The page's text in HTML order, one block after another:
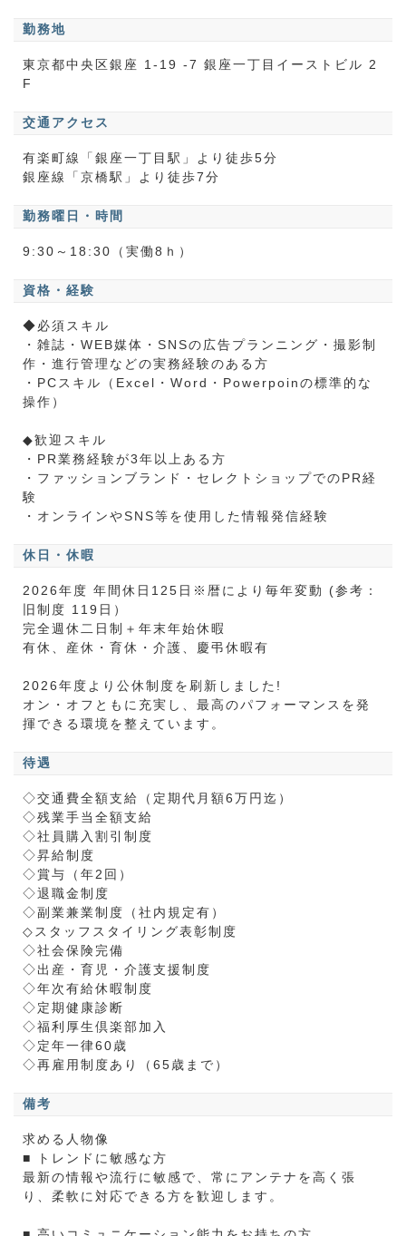
勤務地
東京都中央区銀座 1-19 -7 銀座一丁目イーストビル 2
F
交通アクセス
有楽町線「銀座一丁目駅」より徒歩5分
銀座線「京橋駅」より徒歩7分
勤務曜日・時間
9:30～18:30（実働8ｈ）
資格・経験
◆必須スキル
・雑誌・WEB媒体・SNSの広告プランニング・撮影制
作・進行管理などの実務経験のある方
・PCスキル（Excel・Word・Powerpoinの標準的な
操作）
◆歓迎スキル
・PR業務経験が3年以上ある方
・ファッションブランド・セレクトショップでのPR経
験
・オンラインやSNS等を使用した情報発信経験
休日・休暇
2026年度 年間休日125日※暦により毎年変動 (参考：
旧制度 119日）
完全週休二日制＋年末年始休暇
有休、産休・育休・介護、慶弔休暇有
2026年度より公休制度を刷新しました!
オン・オフともに充実し、最高のパフォーマンスを発
揮できる環境を整えています。
待遇
◇交通費全額支給（定期代月額6万円迄）
◇残業手当全額支給
◇社員購入割引制度
◇昇給制度
◇賞与（年2回）
◇退職金制度
◇副業兼業制度（社内規定有）
◇スタッフスタイリング表彰制度
◇社会保険完備
◇出産・育児・介護支援制度
◇年次有給休暇制度
◇定期健康診断
◇福利厚生倶楽部加入
◇定年一律60歳
◇再雇用制度あり（65歳まで）
備考
求める人物像
■ トレンドに敏感な方
最新の情報や流行に敏感で、常にアンテナを高く張
り、柔軟に対応できる方を歓迎します。